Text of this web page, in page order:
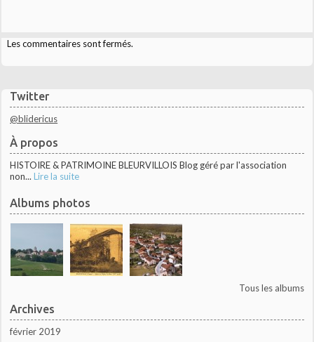
Twitter
@blidericus
À propos
HISTOIRE & PATRIMOINE BLEURVILLOIS Blog géré par l'association
non... Lire la suite
Albums photos
Tous les albums
Archives
février 2019
Les commentaires sont fermés.